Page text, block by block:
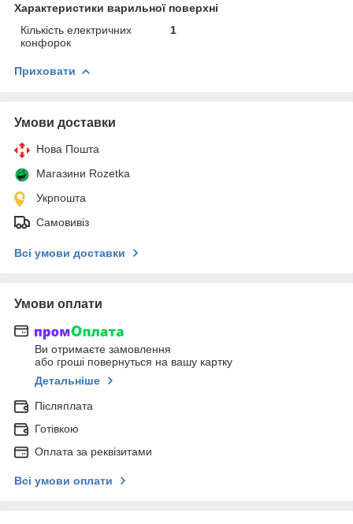
Характеристики варильної поверхні
Кількість електричних
конфорок
1
Приховати
Умови доставки
Нова Пошта
Магазини Rozetka
Укрпошта
Самовивіз
Всі умови доставки
Умови оплати
Ви отримаєте замовлення
або гроші повернуться на вашу картку
Детальніше
Післяплата
Готівкою
Оплата за реквізитами
Всі умови оплати